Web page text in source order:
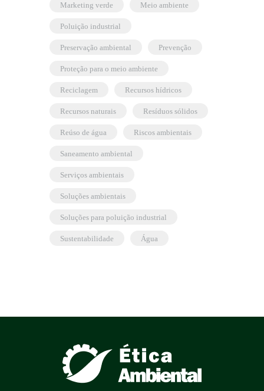
marketing verde meio ambiente
poluição industrial
preservação ambiental prevenção
proteção para o meio ambiente
reciclagem recursos hídricos
recursos naturais resíduos sólidos
reúso de água riscos ambientais
saneamento ambiental
serviços ambientais
soluções ambientais
soluções para poluição industrial
sustentabilidade água